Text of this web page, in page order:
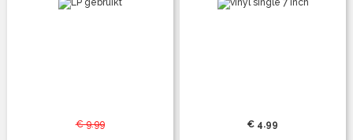
€ 9.99 € 4.99